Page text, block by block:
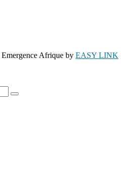
Afrique by EASY LINK